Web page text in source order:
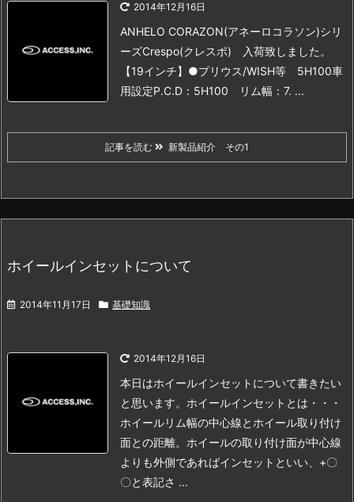
2014年12月16日
ANHELO CORAZON(アネーロコラソン)シリ
ーズCrespo(クレスポ) 入荷致しました。
【19インチ】 ●プリウス/WISH等 5H100車
用設定P.C.D：5H100 リム幅：7. ...
記事を読む 新製品紹介 その1
ホイールインセットについて
2014年11月17日 基礎知識
2014年12月16日
本日はホイールインセットについて書きたい
と思います。 ホイールインセットとは・・・
ホイールリム幅の中心線とホイール取り付け
面との距離。 ホイールの取り付け面が中心線
よりも外側であればインセットといい、+〇
〇と表記さ ...